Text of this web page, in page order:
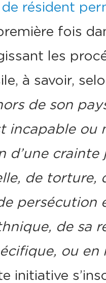
résident
fois
les
à savoir,
de son
incapable ou
d’une
de torture,
persécution
de sa
ou en
initiative